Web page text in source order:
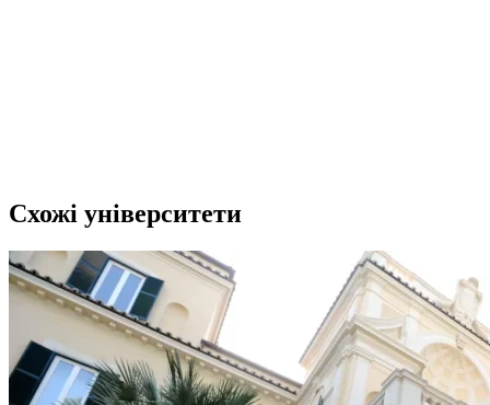
Схожі університети